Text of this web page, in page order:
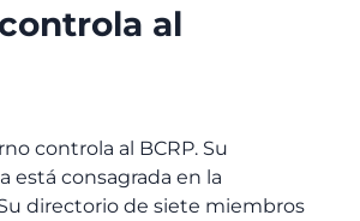
al
controla al BCRP. Su
está consagrada en la
directorio de siete miembros